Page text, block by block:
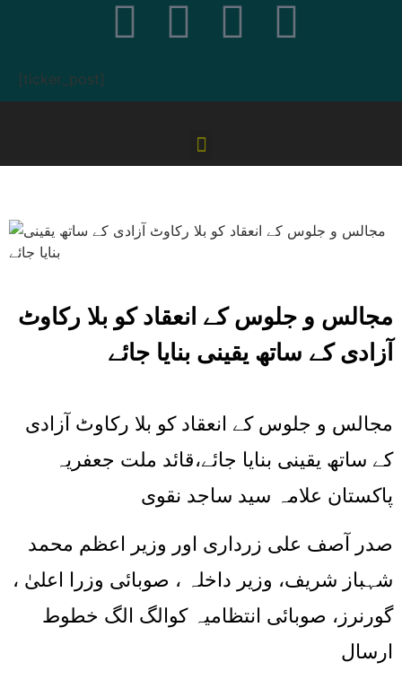
[ticker_post]
مجالس و جلوس کے انعقاد کو بلا رکاوٹ
آزادی کے ساتھ یقینی بنایا جائے
مجالس و جلوس کے انعقاد کو بلا رکاوٹ آزادی
کے ساتھ یقینی بنایا جائے،قائد ملت جعفریہ
پاکستان علامہ سید ساجد نقوی
شہباز شریف، وزیر داخلہ ، صوبائی وزرا اعلیٰ ،
گورنرز، صوبائی انتظامیہ کوالگ الگ خطوط
ارسال